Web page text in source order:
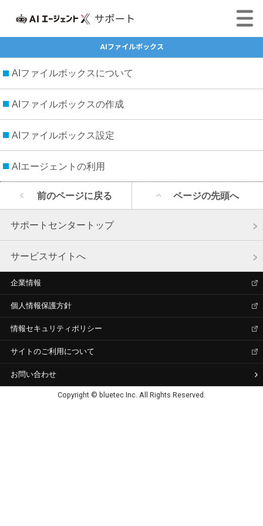
AIファイルボックス
AIファイルボックスについて
AIファイルボックスの作成
AIファイルボックス設定
AIエージェントの利用
前のページに戻る ページの先頭へ
サポートセンタートップ
サービスサイトへ
企業情報
個人情報保護方針
情報セキュリティポリシー
サイトのご利用について
お問い合わせ
Copyright © bluetec Inc. All Rights Reserved.